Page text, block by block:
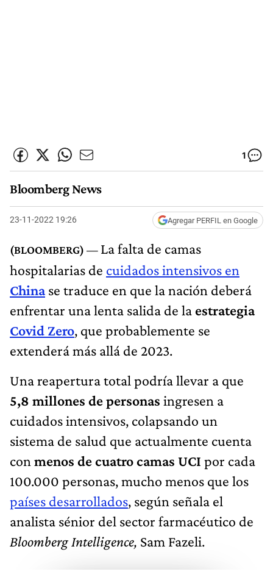
1
Bloomberg News
23-11-2022 19:26 Agregar PERFIL en Google
La falta de camas
hospitalarias de cuidados intensivos en
Chinase traduce en que la nación deberá
enfrentar una lenta salida de la estrategia
Covid Zero, que probablemente se
extenderá más allá de 2023.
Una reapertura total podría llevar a que
5,8 millones de personas ingresen a
cuidados intensivos, colapsando un
sistema de salud que actualmente cuenta
con menos de cuatro camas UCI por cada
100.000 personas, mucho menos que los
países desarrollados, según señala el
analista sénior del sector farmacéutico de
Bloomberg Intelligence, Sam Fazeli.